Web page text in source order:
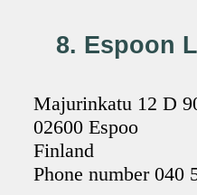
8. Espoon
Majurinkatu 12 D
02600 Espoo
Finland
Phone number 040